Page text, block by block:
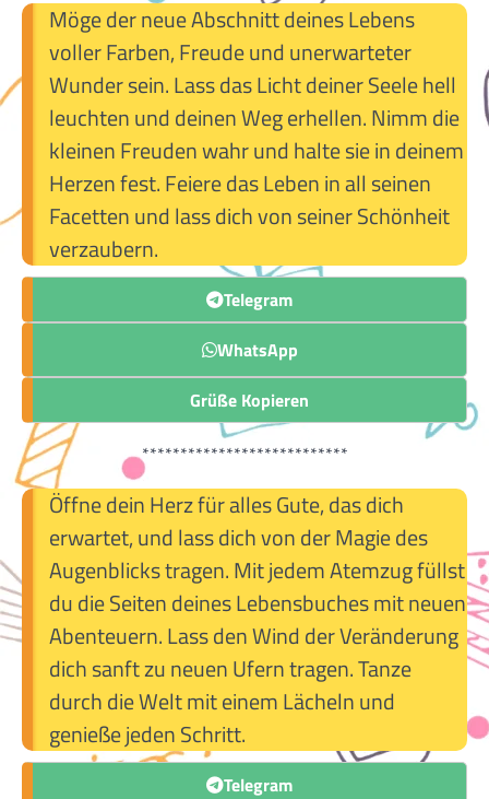
Möge der neue Abschnitt deines Lebens
voller Farben, Freude und unerwarteter
Wunder sein. Lass das Licht deiner Seele hell
leuchten und deinen Weg erhellen. Nimm die
kleinen Freuden wahr und halte sie in deinem
Herzen fest. Feiere das Leben in all seinen
Facetten und lass dich von seiner Schönheit
verzaubern.
Telegram
WhatsApp
Grüße Kopieren
***************************
Öffne dein Herz für alles Gute, das dich
erwartet, und lass dich von der Magie des
Augenblicks tragen. Mit jedem Atemzug füllst
du die Seiten deines Lebensbuches mit neuen
Abenteuern. Lass den Wind der Veränderung
dich sanft zu neuen Ufern tragen. Tanze
durch die Welt mit einem Lächeln und
genieße jeden Schritt.
Telegram